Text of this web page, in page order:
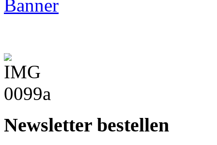
Newsletter bestellen